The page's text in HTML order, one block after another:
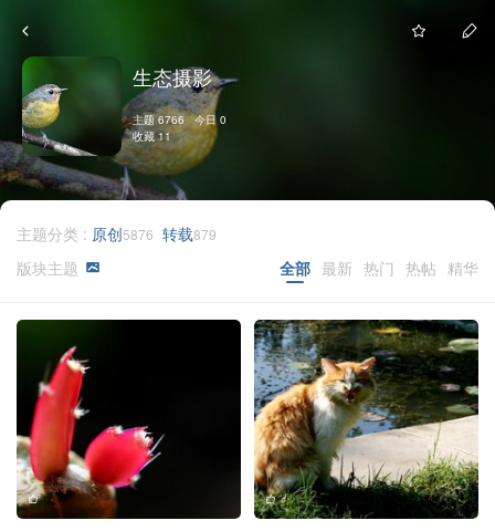
生态摄影
主题 6766 今日 0
收藏 11
主题分类 : 原创5876 转载879
版块主题 全部 最新 热门 热帖 精华